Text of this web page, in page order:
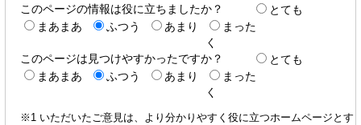
このページの情報は役に立ちましたか？
とても
まあまあ
ふつう あまり
まった
く
このページは見つけやすかったですか？
とても
まあまあ
ふつう あまり
まった
く
※1 いただいたご意見は、より分かりやすく役に立つホームページとす